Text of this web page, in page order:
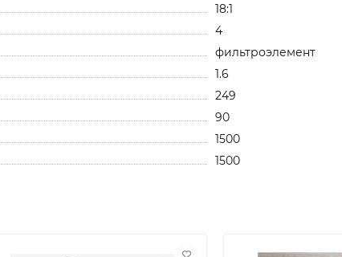
18:1
4
фильтроэлемент
1.6
249
90
1500
1500